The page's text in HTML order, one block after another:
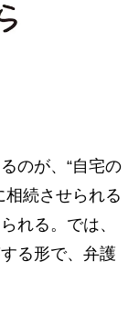
のが、“自宅の
相続させられる
れる。では、
る形で、弁護